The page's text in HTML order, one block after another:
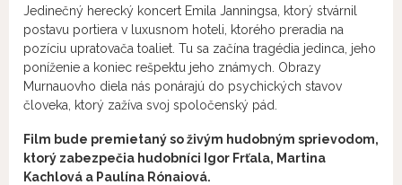
Jedinečný herecký koncert Emila Janningsa, ktorý stvárnil
postavu portiera v luxusnom hoteli, ktorého preradia na
pozíciu upratovača toaliet. Tu sa začína tragédia jedinca, jeho
poníženie a koniec rešpektu jeho známych. Obrazy
Murnauovho diela nás ponárajú do psychických stavov
človeka, ktorý zažíva svoj spoločenský pád.
Film bude premietaný so živým hudobným sprievodom,
ktorý zabezpečia hudobníci Igor Frťala, Martina
Kachlová a Paulína Rónaiová.